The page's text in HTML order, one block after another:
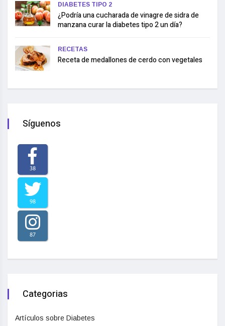
DIABETES TIPO 2
¿Podría una cucharada de vinagre de sidra de
manzana curar la diabetes tipo 2 un día?
RECETAS
Receta de medallones de cerdo con vegetales
Síguenos
38
98
87
Categorias
Artículos sobre Diabetes